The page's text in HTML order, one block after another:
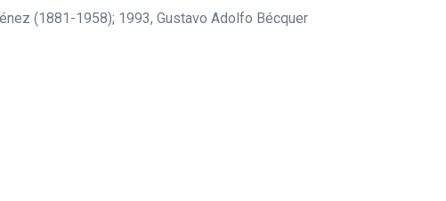
(1881-1958); 1993, Gustavo Adolfo Bécquer